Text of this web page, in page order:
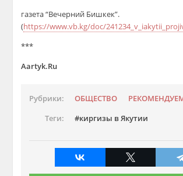
газета “Вечерний Бишкек”.
(https://www.vb.kg/doc/
***
Aartyk.Ru
Рубрики: ОБЩЕСТВО
Теги:
киргизы в Якутии